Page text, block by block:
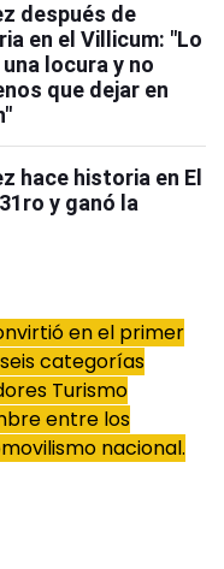
después de
en el Villicum: "Lo
locura y no
que dejar en
hace historia en El
y ganó la
en el primer
categorías
Turismo
entre los
nacional.